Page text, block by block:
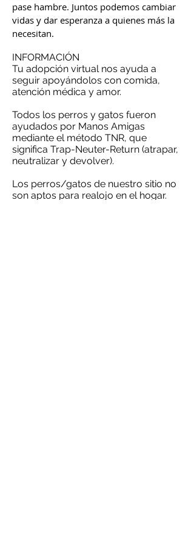
pase hambre. Juntos podemos cambiar
vidas y dar esperanza a quienes más la
necesitan.
INFORMACIÓN
Tu adopción virtual nos ayuda a
seguir apoyándolos con comida,
atención médica y amor.
Todos los perros y gatos fueron
ayudados por Manos Amigas
mediante el método TNR, que
significa Trap-Neuter-Return (atrapar,
neutralizar y devolver).
Los perros/gatos de nuestro sitio no
son aptos para realojo en el hogar.